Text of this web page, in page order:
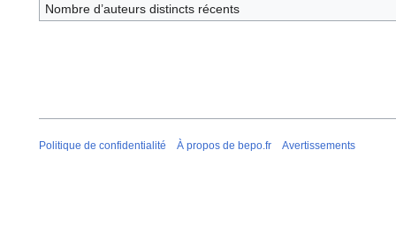
Nombre d’auteurs distincts récents
Politique de confidentialité À propos de bepo.fr Avertissements